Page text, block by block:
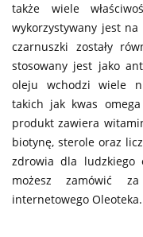
także wiele
wykorzystywany jest
czarnuszki zostały
stosowany jest jako
oleju wchodzi wiele
takich jak kwas
produkt zawiera
biotynę, sterole oraz
zdrowia dla ludzkiego
możesz zamówić
internetowego Oleoteka.